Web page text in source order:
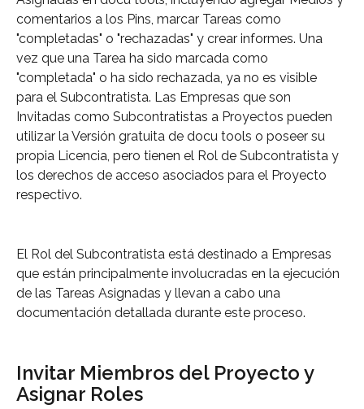
comentarios a los Pins, marcar Tareas como
"completadas" o "rechazadas" y crear informes. Una
vez que una Tarea ha sido marcada como
"completada" o ha sido rechazada, ya no es visible
para el Subcontratista. Las Empresas que son
Invitadas como Subcontratistas a Proyectos pueden
utilizar la Versión gratuita de docu tools o poseer su
propia Licencia, pero tienen el Rol de Subcontratista y
los derechos de acceso asociados para el Proyecto
respectivo.
El Rol del Subcontratista está destinado a Empresas
que están principalmente involucradas en la ejecución
de las Tareas Asignadas y llevan a cabo una
documentación detallada durante este proceso.
Invitar Miembros del Proyecto y
Asignar Roles